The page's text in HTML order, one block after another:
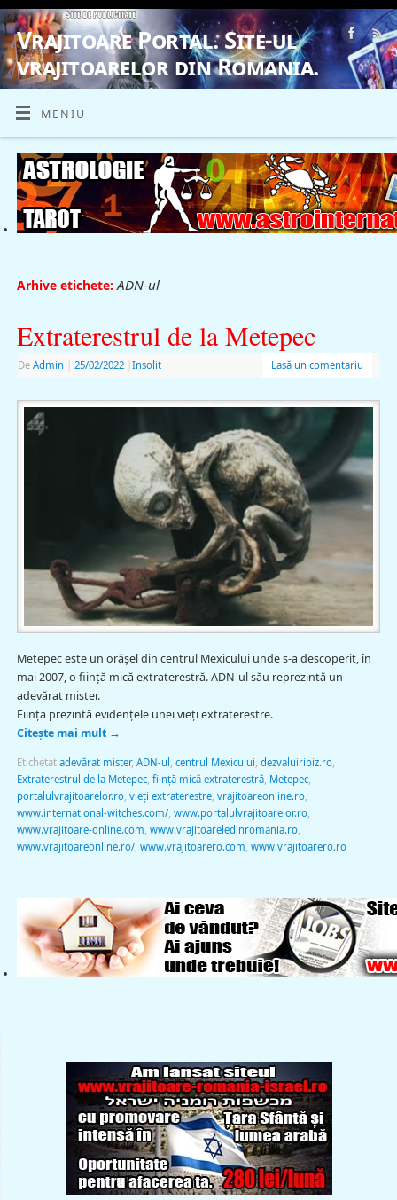
Vrajitoare Portal. Site-ul
vrajitoarelor din Romania.
VRAJITOARE, VRAJITOARELE, VRAJITOARE
MENIU
Arhive etichete:ADN-ul
Extraterestrul de la Metepec
De Admin 25/02/2022 Insolit Lasă un comentariu
Metepec este un orăşel din centrul Mexicului unde s-a descoperit, în
mai 2007, o fiinţă mică extraterestră. ADN-ul său reprezintă un
adevărat mister.
Fiinţa prezintă evidenţele unei vieţi extraterestre.
Citește mai mult →
Etichetat adevărat mister, ADN-ul centrul Mexicului dezvaluiribiz.ro,
Extraterestrul de la Metepec, fiinţă mică extraterestră, Metepec,
portalulvrajitoarelor.ro, vieţi extraterestre, vrajitoareonline.ro,
www.international-witches.com/, www.portalulvrajitoarelor.ro,
www.vrajitoare-online.com www.vrajitoareledinromania.ro,
www.vrajitoareonline.ro/, www.vrajitoarero.com www.vrajitoarero.ro